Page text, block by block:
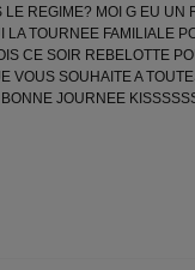
LE REGIME? MOI G EU UN
LA TOURNEE FAMILIALE
CE SOIR REBELOTTE
VOUS SOUHAITE A
JOURNEE